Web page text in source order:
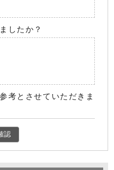
したか？
考とさせていただきま
認